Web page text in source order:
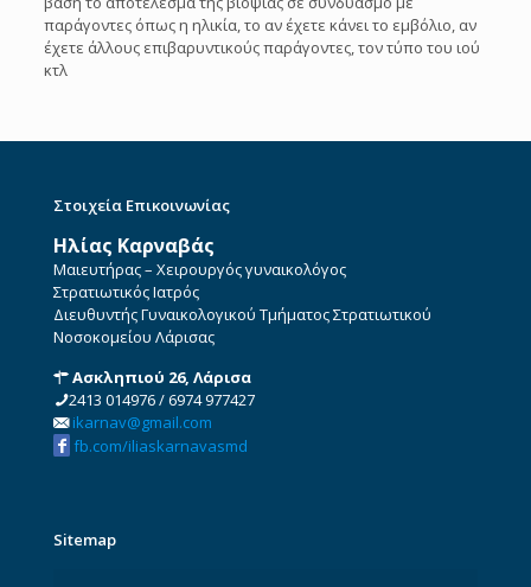
παράγοντες όπως η ηλικία, το αν έχετε κάνει το εμβόλιο, αν
έχετε άλλους επιβαρυντικούς παράγοντες, τον τύπο του ιού
κτλ
Στοιχεία Επικοινωνίας
Ηλίας Καρναβάς
Μαιευτήρας – Χειρουργός γυναικολόγος
Στρατιωτικός Ιατρός
Διευθυντής Γυναικολογικού Τμήματος Στρατιωτικού
Νοσοκομείου Λάρισας
Ασκληπιού 26, Λάρισα
2413 014976/6974 977427
ikarnav@gmail.com
fb.com/iliaskarnavasmd
Sitemap